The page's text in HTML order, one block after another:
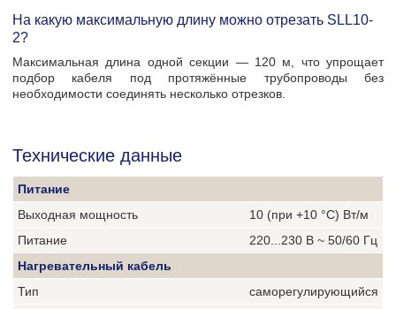
На какую максимальную длину можно отрезать SLL10-
2?
Максимальная длина одной секции — 120 м, что упрощает
подбор кабеля под протяжённые трубопроводы без
необходимости соединять несколько отрезков.
Технические данные
Питание
Выходная мощность
10 (при +10 °C) Вт/м
Питание
220...230 В ~ 50/60 Гц
Нагревательный кабель
Тип
саморегулирующийся